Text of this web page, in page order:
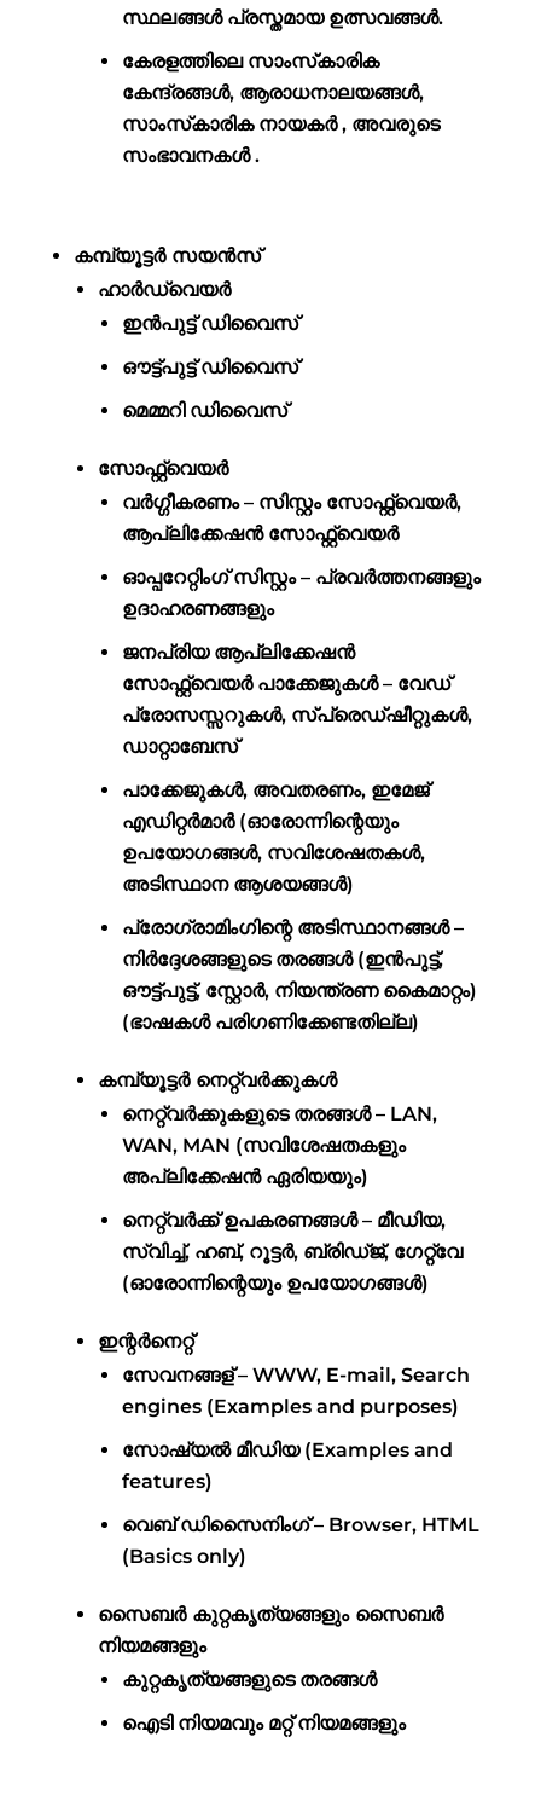
സ്ഥലങ്ങൾ പ്രസ്തമായ ഉത്സവങ്ങൾ.
കേരളത്തിലെ സാംസ്‌കാരിക
കേന്ദ്രങ്ങൾ, ആരാധനാലയങ്ങൾ,
സാംസ്‌കാരിക നായകർ , അവരുടെ
സംഭാവനകൾ .
കമ്പ്യൂട്ടർ സയൻസ്
ഹാർഡ്‌വെയർ
ഇൻപുട്ട് ഡിവൈസ്
ഔട്ട്പുട്ട് ഡിവൈസ്
മെമ്മറി ഡിവൈസ്
സോഫ്റ്റ്‌വെയർ
വർഗ്ഗീകരണം – സിസ്റ്റം സോഫ്റ്റ്‌വെയർ,
ആപ്ലിക്കേഷൻ സോഫ്റ്റ്‌വെയർ
ഓപ്പറേറ്റിംഗ് സിസ്റ്റം – പ്രവർത്തനങ്ങളും
ഉദാഹരണങ്ങളും
ജനപ്രിയ ആപ്ലിക്കേഷൻ
സോഫ്റ്റ്വെയർ പാക്കേജുകൾ – വേഡ്
പ്രോസസ്സറുകൾ, സ്പ്രെഡ്ഷീറ്റുകൾ,
ഡാറ്റാബേസ്
പാക്കേജുകൾ, അവതരണം, ഇമേജ്
എഡിറ്റർമാർ (ഓരോന്നിന്റെയും
ഉപയോഗങ്ങൾ, സവിശേഷതകൾ,
അടിസ്ഥാന ആശയങ്ങൾ)
പ്രോഗ്രാമിംഗിന്റെ അടിസ്ഥാനങ്ങൾ –
നിർദ്ദേശങ്ങളുടെ തരങ്ങൾ (ഇൻപുട്ട്,
ഔട്ട്പുട്ട്, സ്റ്റോർ, നിയന്ത്രണ കൈമാറ്റം)
(ഭാഷകൾ പരിഗണിക്കേണ്ടതില്ല)
കമ്പ്യൂട്ടർ നെറ്റ്‌വർക്കുകൾ
നെറ്റ്‌വർക്കുകളുടെ തരങ്ങൾ – LAN,
WAN, MAN (സവിശേഷതകളും
അപ്ലിക്കേഷൻ ഏരിയയും)
നെറ്റ്‌വർക്ക് ഉപകരണങ്ങൾ – മീഡിയ,
സ്വിച്ച്, ഹബ്, റൂട്ടർ, ബ്രിഡ്ജ്, ഗേറ്റ്‌വേ
(ഓരോന്നിന്റെയും ഉപയോഗങ്ങൾ)
ഇന്റർനെറ്റ്
സേവനങ്ങള് – WWW, E-mail, Search
engines (Examples and purposes)
സോഷ്യൽ മീഡിയ (Examples and
features)
വെബ് ഡിസൈനിംഗ് – Browser, HTML
(Basics only)
സൈബർ കുറ്റകൃത്യങ്ങളും സൈബർ
നിയമങ്ങളും
കുറ്റകൃത്യങ്ങളുടെ തരങ്ങൾ
ഐടി നിയമവും മറ്റ് നിയമങ്ങളും